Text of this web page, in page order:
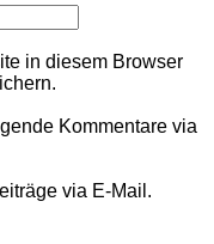
in diesem Browser
Kommentare via
via E-Mail.